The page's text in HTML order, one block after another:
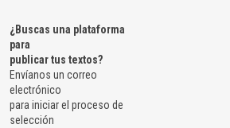
¿Buscas una plataforma
para
publicar tus textos?
Envíanos un correo
electrónico
para iniciar el proceso de
selección